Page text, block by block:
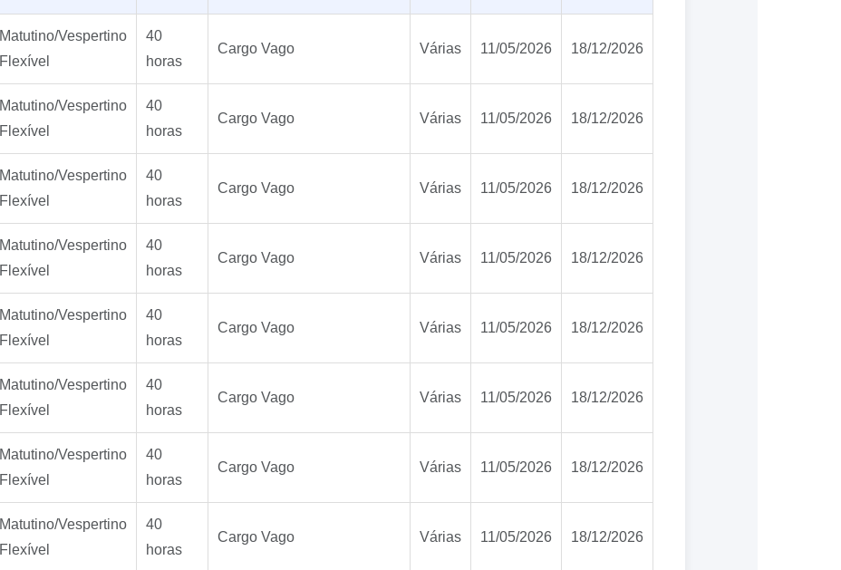
Matutino/Vespertino
Flexível
40
horas
Cargo Vago Várias 11/05/2026 18/12/2026
Matutino/Vespertino
Flexível
40
horas
Cargo Vago Várias 11/05/2026 18/12/2026
Matutino/Vespertino
Flexível
40
horas
Cargo Vago Várias 11/05/2026 18/12/2026
Matutino/Vespertino
Flexível
40
horas
Cargo Vago Várias 11/05/2026 18/12/2026
Matutino/Vespertino
Flexível
40
horas
Cargo Vago Várias 11/05/2026 18/12/2026
Matutino/Vespertino
Flexível
40
horas
Cargo Vago Várias 11/05/2026 18/12/2026
Matutino/Vespertino
Flexível
40
horas
Cargo Vago Várias 11/05/2026 18/12/2026
Matutino/Vespertino
Flexível
40
horas
Cargo Vago Várias 11/05/2026 18/12/2026